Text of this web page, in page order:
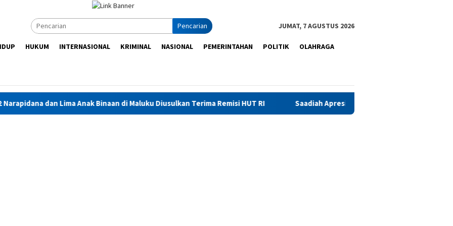
Pencarian JUMAT, 7 AGUSTUS 2026
HUKUM INTERNASIONAL KRIMINAL NASIONAL PEMERINTAHAN POLITIK OLAHRAGA
Anak Binaan di Maluku Diusulkan Terima Remisi HUT RI Saadiah Apresiasi Pembinaan dan Pengembangan Potensi Warga